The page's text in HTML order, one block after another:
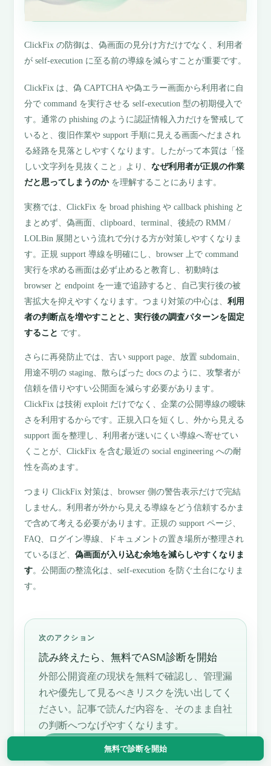
無料で診断を開始
ClickFix の防御は、偽画面の見分け方だけでなく、利用者
が self-execution に至る前の導線を減らすことが重要です。
ClickFix は、偽 CAPTCHA や偽エラー画面から利用者に自
分で command を実行させる self-execution 型の初期侵入で
す。通常の phishing のように認証情報入力だけを警戒して
いると、復旧作業や support 手順に見える画面へだまされ
る経路を見落としやすくなります。したがって本質は「怪
しい文字列を見抜くこと」より、なぜ利用者が正規の作業
だと思ってしまうのかを理解することにあります。
実務では、ClickFix を broad phishing や callback phishing と
まとめず、偽画面、clipboard、terminal、後続の RMM /
LOLBin 展開という流れで分ける方が対策しやすくなりま
す。正規 support 導線を明確にし、browser 上で command
実行を求める画面は必ず止めると教育し、初動時は
browser と endpoint を一連で追跡すると、自己実行後の被
害拡大を抑えやすくなります。つまり対策の中心は、利用
者の判断点を増やすことと、実行後の調査パターンを固定
すること です。
さらに再発防止では、古い support page、放置 subdomain、
用途不明の staging、散らばった docs のように、攻撃者が
信頼を借りやすい公開面を減らす必要があります。
ClickFix は技術 exploit だけでなく、企業の公開導線の曖昧
さを利用するからです。正規入口を短くし、外から見える
support 面を整理し、利用者が迷いにくい導線へ寄せてい
くことが、ClickFix を含む最近の social engineering への耐
性を高めます。
つまり ClickFix 対策は、browser 側の警告表示だけで完結
しません。利用者が外から見える導線をどう信頼するかま
で含めて考える必要があります。正規の support ページ、
FAQ、ログイン導線、ドキュメントの置き場所が整理され
ているほど、偽画面が入り込む余地を減らしやすくなりま
す。公開面の整流化は、self-execution を防ぐ土台になりま
す。
次のアクション
読み終えたら、無料でASM診断を開始
外部公開資産の現状を無料で確認し、管理漏
れや優先して見るべきリスクを洗い出してく
ださい。記事で読んだ内容を、そのまま自社
の判断へつなげやすくなります。
無料でASM診断を開始